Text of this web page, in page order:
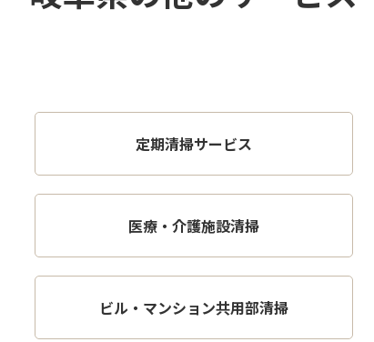
定期清掃サービス
医療・介護施設清掃
ビル・マンション共用部清掃